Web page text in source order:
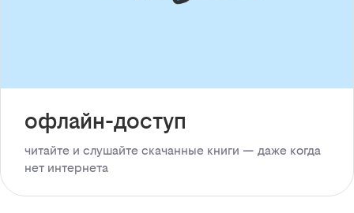
офлайн-доступ
читайте и слушайте скачанные книги — даже когда
нет интернета